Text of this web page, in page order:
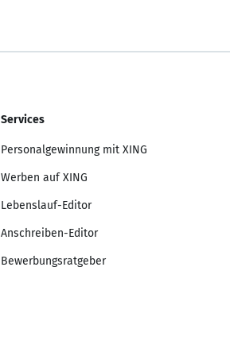
Services
Personalgewinnung mit XING
Werben auf XING
Lebenslauf-Editor
Anschreiben-Editor
Bewerbungsratgeber